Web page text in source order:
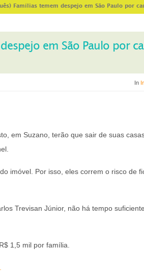
Famílias temem despejo em São Paulo por
em São Paulo por
In
em Suzano, terão que sair de suas
imóvel. Por isso, eles correm o risco de
Trevisan Júnior, não há tempo
1,5 mil por família.